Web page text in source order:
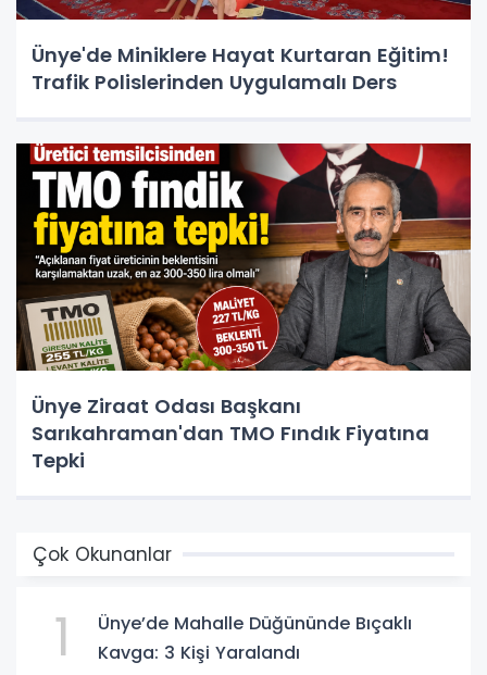
Ünye'de Miniklere Hayat Kurtaran Eğitim!
Trafik Polislerinden Uygulamalı Ders
Ünye Ziraat Odası Başkanı
Sarıkahraman'dan TMO Fındık Fiyatına
Tepki
Çok Okunanlar
1
Ünye’de Mahalle Düğününde Bıçaklı
Kavga: 3 Kişi Yaralandı